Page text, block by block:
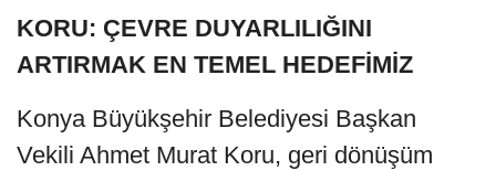
KORU: ÇEVRE DUYARLILIĞINI
ARTIRMAK EN TEMEL HEDEFİMİZ
Konya Büyükşehir Belediyesi Başkan
Vekili Ahmet Murat Koru, geri dönüşüm